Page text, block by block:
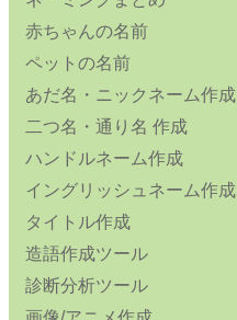
赤ちゃんの名前
ペットの名前
あだ名・ニックネーム作成
二つ名・通り名 作成
ハンドルネーム作成
イングリッシュネーム作成
タイトル作成
造語作成ツール
診断分析ツール